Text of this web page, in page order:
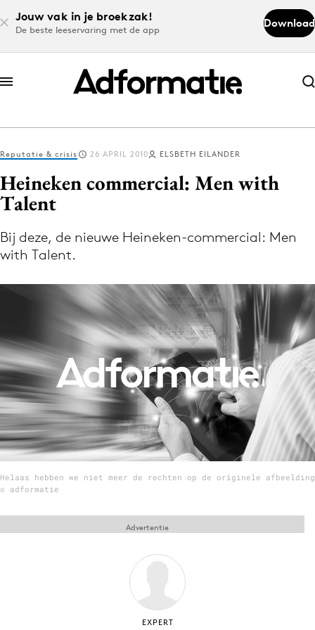
Jouw vak in je broekzak!
De beste leeservaring met de app
Download
Abonneer nu
Abonneer nu
Log in
Volg het laatste nieuws via de Adformatie
Menu
Home
9 sept: GenAI-training
12 nov: MarketingLive!
Adverteren
Events
Reputatie & crisis 26 APRIL 2010 ELSBETH EILANDER
Heineken commercial: Men with
Talent
Bij deze, de nieuwe Heineken-commercial: Men
with Talent.
Helaas hebben we niet meer de rechten op de originele afbeelding
© adformatie
Advertentie
EXPERT